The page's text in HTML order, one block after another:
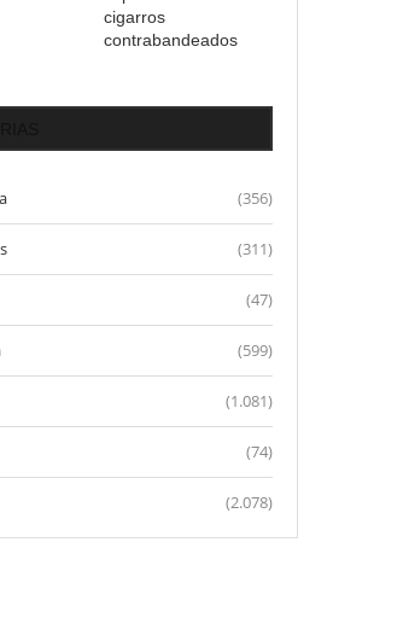
cigarros
contrabandeados
(356)
(311)
(47)
(599)
(1.081)
(74)
(2.078)